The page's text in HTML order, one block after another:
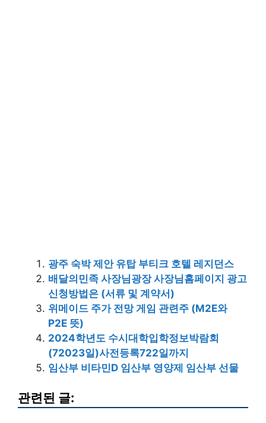
광주 숙박 제안 유탑 부티크 호텔 레지던스
배달의민족 사장님광장 사장님홈페이지 광고
신청방법은 (서류 및 계약서)
위메이드 주가 전망 게임 관련주 (M2E와
P2E 뜻)
2024학년도 수시대학입학정보박람회
(72023일)사전등록722일까지
임산부 비타민D 임산부 영양제 임산부 선물
관련된 글: